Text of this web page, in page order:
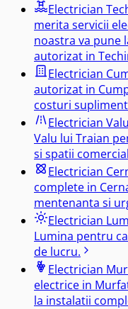
Electrician
merita servicii
noastra va pune
autorizat in
Electrician
autorizat in
costuri
Electrician
Valu lui Traian
si spatii
Electrician
complete in
mentenanta si
Electrician
Lumina pentru
de lucru.
Electrician
electrice in
la instalatii